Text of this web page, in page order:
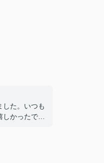
した。いつも
しかったで